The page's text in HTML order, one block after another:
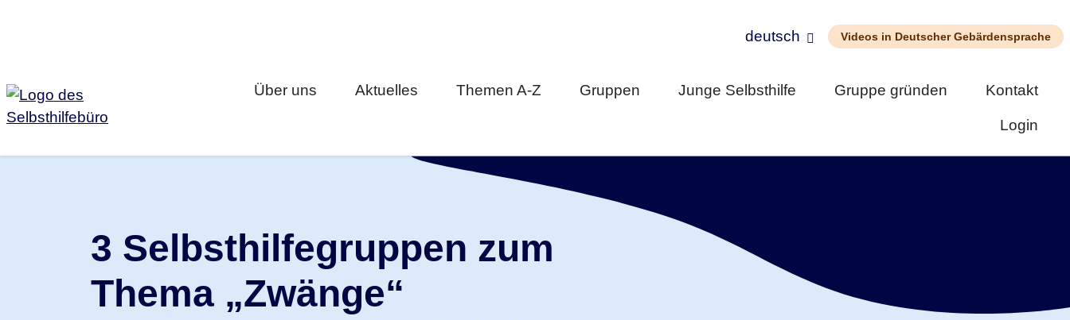
deutsch Videos in Deutscher Gebärdensprache
Über uns Aktuelles Themen A-Z Gruppen Junge Selbsthilfe Gruppe gründen Kontakt
Login
3 Selbsthilfegruppen zum
Thema „Zwänge“